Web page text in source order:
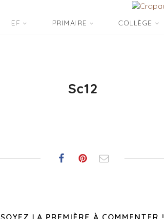
IEF PRIMAIRE COLLÈGE
Sc12